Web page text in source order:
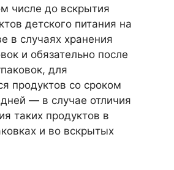
числе до вскрытия
детского питания на
в случаях хранения
и обязательно после
для
продуктов со сроком
— в случае отличия
таких продуктов в
и во вскрытых